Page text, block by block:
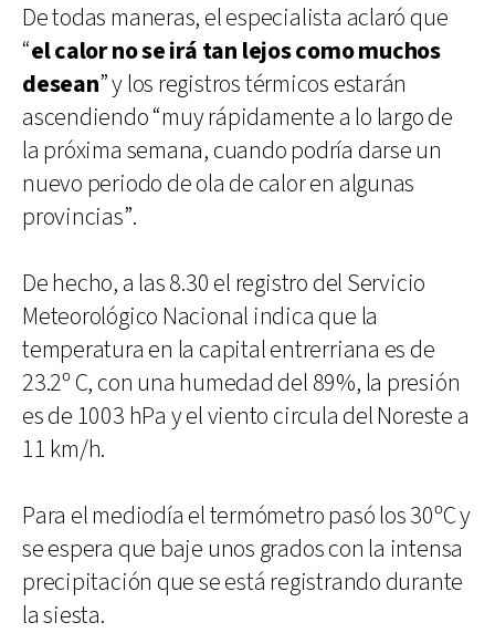
De todas maneras, el especialista aclaró que
“el calor no se irá tan lejos como muchos
desean” y los registros térmicos estarán
ascendiendo “muy rápidamente a lo largo de
la próxima semana, cuando podría darse un
nuevo periodo de ola de calor en algunas
provincias”.
De hecho, a las 8.30 el registro del Servicio
Meteorológico Nacional indica que la
temperatura en la capital entrerriana es de
23.2º C, con una humedad del 89%, la presión
es de 1003 hPa y el viento circula del Noreste a
11 km/h.
Para el mediodía el termómetro pasó los 30ºC y
se espera que baje unos grados con la intensa
precipitación que se está registrando durante
la siesta.